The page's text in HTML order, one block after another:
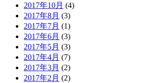
2017年10月 (4)
2017年8月 (3)
2017年7月 (1)
2017年6月 (3)
2017年5月 (3)
2017年4月 (7)
2017年3月 (2)
2017年2月 (2)